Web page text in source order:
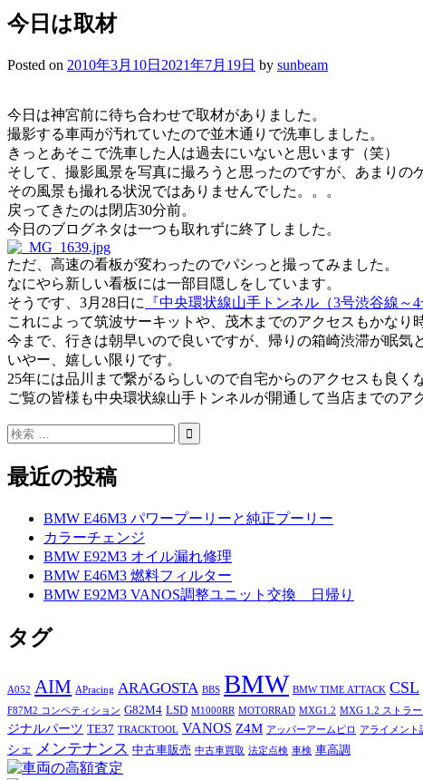
今日は取材
Posted on 2010年3月10日 2021年7月19日 by sunbeam
今日は神宮前に待ち合わせで取材がありました。
撮影する車両が汚れていたので並木通りで洗車しました。
きっとあそこで洗車した人は過去にいないと思います（笑）
そして、撮影風景を写真に撮ろうと思ったのですが、あまりの
その風景も撮れる状況ではありませんでした。。。
戻ってきたのは閉店30分前。
今日のブログネタは一つも取れずに終了しました。
ただ、高速の看板が変わったのでパシっと撮ってみました。
なにやら新しい看板には一部目隠しをしています。
そうです、3月28日に
『中央環状線山手トンネル（3号渋谷線～4
これによって筑波サーキットや、茂木までのアクセスもかなり
今まで、行きは朝早いので良いですが、帰りの箱崎渋滞が眠気
いやー、嬉しい限りです。
25年には品川まで繋がるらしいので自宅からのアクセスも良く
ご覧の皆様も中央環状線山手トンネルが開通して当店までのア
最近の投稿
BMW E46M3 パワープーリーと純正プーリー
カラーチェンジ
BMW E92M3 オイル漏れ修理
BMW E46M3 燃料フィルター
BMW E92M3 VANOS調整ユニット交換 日帰り
タグ
A052 AIM APracing ARAGOSTA BBS BMW BMW TIME ATTACK CSL
F87M2 コンペティション G82M4 LSD M1000RR MOTORRAD MXG1.2 MXG 1.2 ストラー
ジナルパーツ TE37 TRACKTOOL VANOS Z4M アッパーアームピロ アライメント
シェ メンテナンス 中古車販売 中古車買取 法定点検 車検 車高調